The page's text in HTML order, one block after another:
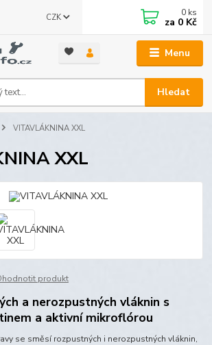
Menu
CZK
Hledat
0 ks
za 0 Kč
VITAVLÁKNINA XXL
XXL
produkt
a nerozpustných vláknin s
a aktivní mikroflórou
se směsí rozpustných i nerozpustných vláknin,